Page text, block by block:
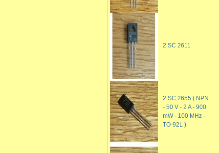
2 SC 2611
2 SC 2655 ( NPN
- 50 V - 2 A - 900
mW - 100 MHz -
TO-92L )